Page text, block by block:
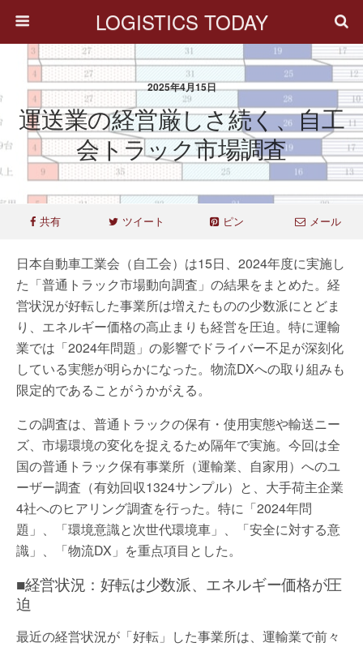
LOGISTICS TODAY
2025年4月15日
運送業の経営厳しさ続く、自工
会トラック市場調査
共有 ツイート ピン メール
日本自動車工業会（自工会）は15日、2024年度に実施し
た「普通トラック市場動向調査」の結果をまとめた。経
営状況が好転した事業所は増えたものの少数派にとどま
り、エネルギー価格の高止まりも経営を圧迫。特に運輸
業では「2024年問題」の影響でドライバー不足が深刻化
している実態が明らかになった。物流DXへの取り組みも
限定的であることがうかがえる。
この調査は、普通トラックの保有・使用実態や輸送ニー
ズ、市場環境の変化を捉えるため隔年で実施。今回は全
国の普通トラック保有事業所（運輸業、自家用）へのユ
ーザー調査（有効回収1324サンプル）と、大手荷主企業
4社へのヒアリング調査を行った。特に「2024年問
題」、「環境意識と次世代環境車」、「安全に対する意
識」、「物流DX」を重点項目とした。
■経営状況：好転は少数派、エネルギー価格が圧
迫
最近の経営状況が「好転」した事業所は、運輸業で前々